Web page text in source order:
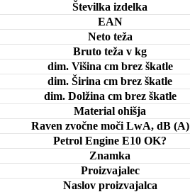
Številka izdelka
EAN
Neto teža
Bruto teža v kg
dim. Višina cm brez škatle
dim. Širina cm brez škatle
dim. Dolžina cm brez škatle
Material ohišja
Raven zvočne moči LwA, dB (A)
Petrol Engine E10 OK?
Znamka
Proizvajalec
Naslov proizvajalca